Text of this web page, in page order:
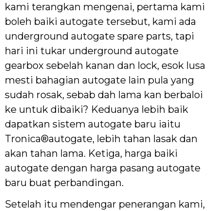
kami terangkan mengenai, pertama kami
boleh baiki autogate tersebut, kami ada
underground autogate spare parts, tapi
hari ini tukar underground autogate
gearbox sebelah kanan dan lock, esok lusa
mesti bahagian autogate lain pula yang
sudah rosak, sebab dah lama kan berbaloi
ke untuk dibaiki? Keduanya lebih baik
dapatkan sistem autogate baru iaitu
Tronica®autogate, lebih tahan lasak dan
akan tahan lama. Ketiga, harga baiki
autogate dengan harga pasang autogate
baru buat perbandingan.
Setelah itu mendengar penerangan kami,